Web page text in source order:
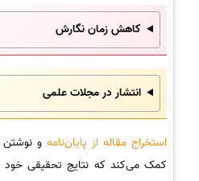
کاهش زمان نگارش
انتشار در مجلات علمی
استخراج مقاله از پایان‌نامهو نوشتن
کمک می‌کند که نتایج تحقیقی خود